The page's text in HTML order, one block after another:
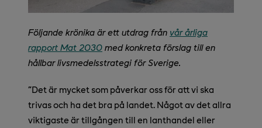
Följande krönika är ett utdrag från vår årliga
rapport Mat 2030 med konkreta förslag till en
hållbar livsmedelsstrategi för Sverige.
”Det är mycket som påverkar oss för att vi ska
trivas och ha det bra på landet. Något av det allra
viktigaste är tillgången till en lanthandel eller